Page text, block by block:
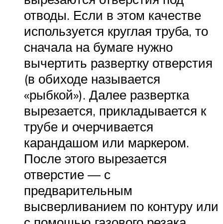
отводы. Если в этом качестве
используется круглая труба, то
сначала на бумаге нужно
вычертить развертку отверстия
(в обиходе называется
«рыбкой»). Далее развертка
вырезается, прикладывается к
трубе и очерчивается
карандашом или маркером.
После этого вырезается
отверстие — с
предварительным
высверливанием по контуру или